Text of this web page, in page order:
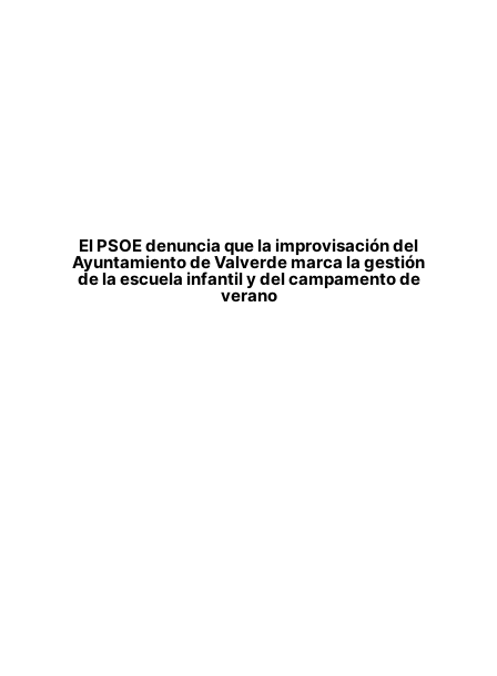
El PSOE denuncia que la improvisación del
Ayuntamiento de Valverde marca la gestión
de la escuela infantil y del campamento de
verano